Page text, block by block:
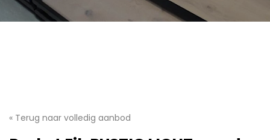
Plafond- en wandpanelen
Contact
« Terug naar volledig aanbod